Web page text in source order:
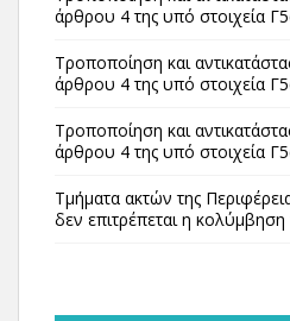
άρθρου 4 της υπό στοιχεία
Τροποποίηση και
άρθρου 4 της υπό στοιχεία
Τροποποίηση και
άρθρου 4 της υπό στοιχεία
Τμήματα ακτών της
δεν επιτρέπεται η κολύμβηση